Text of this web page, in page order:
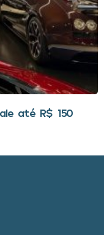
até R$ 150